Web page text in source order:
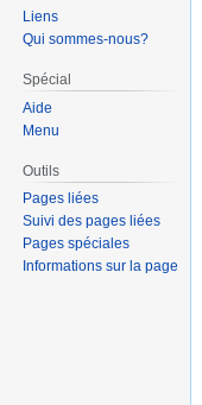
Liens
Qui sommes-nous?
Spécial
Aide
Menu
Outils
Pages liées
Suivi des pages liées
Pages spéciales
Informations sur la page